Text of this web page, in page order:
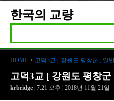
한국의 교량
HOME > 고덕3교 [ 강원도 평창군 , 일
고덕3교 [ 강원도 평창
krbridge | 7:21 오후 | 2018년 11월 21일